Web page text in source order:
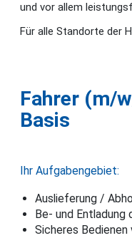
und vor allem
Für alle Standorte der
Fahrer (m/
Basis
Ihr Aufgabengebiet:
Auslieferung /
Be- und Entladung
Sicheres